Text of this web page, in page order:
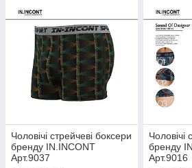
Чоловічі стрейчеві боксери
бренду IN.INCONT
Арт.9037
Чоловічі
бренду
Арт.9016